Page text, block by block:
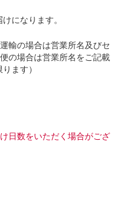
になります。
輸の場合は営業所名及びセ
の場合は営業所名をご記載
ます）
日数をいただく場合がござ